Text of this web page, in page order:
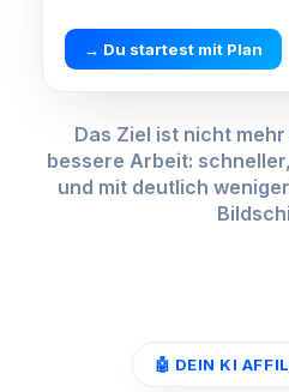
→ Du startest mit Plan
Das Ziel ist nicht
bessere Arbeit:
und mit deutlich
🤖 DEIN KI